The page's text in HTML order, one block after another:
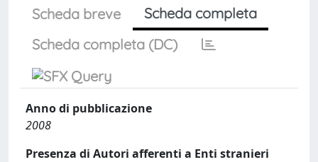
Scheda breve
Scheda completa
Scheda completa (DC)
Anno di pubblicazione
2008
Presenza di Autori afferenti a Enti stranieri